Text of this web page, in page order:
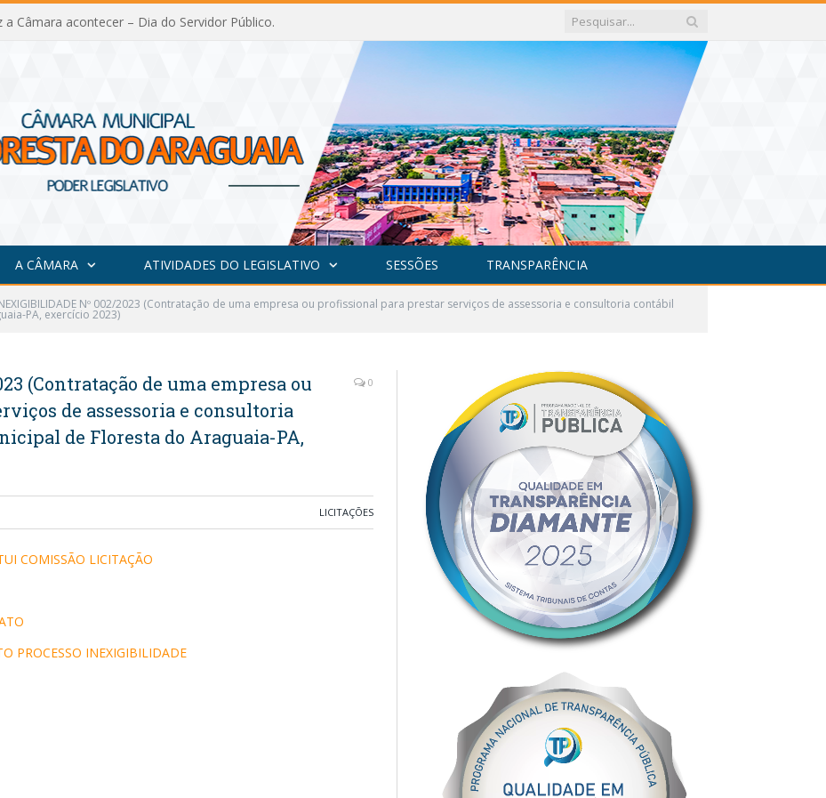
a Câmara acontecer – Dia do Servidor Público.
A CÂMARA ATIVIDADES DO LEGISLATIVO SESSÕES TRANSPARÊNCIA
Nº 002/2023 (Contratação de uma empresa ou profissional para prestar serviços de assessoria e consultoria contábil
PA, exercício 2023)
(Contratação de uma empresa ou
de assessoria e consultoria
de Floresta do Araguaia-PA,
0
LICITAÇÕES
COMISSÃO LICITAÇÃO
PROCESSO INEXIGIBILIDADE